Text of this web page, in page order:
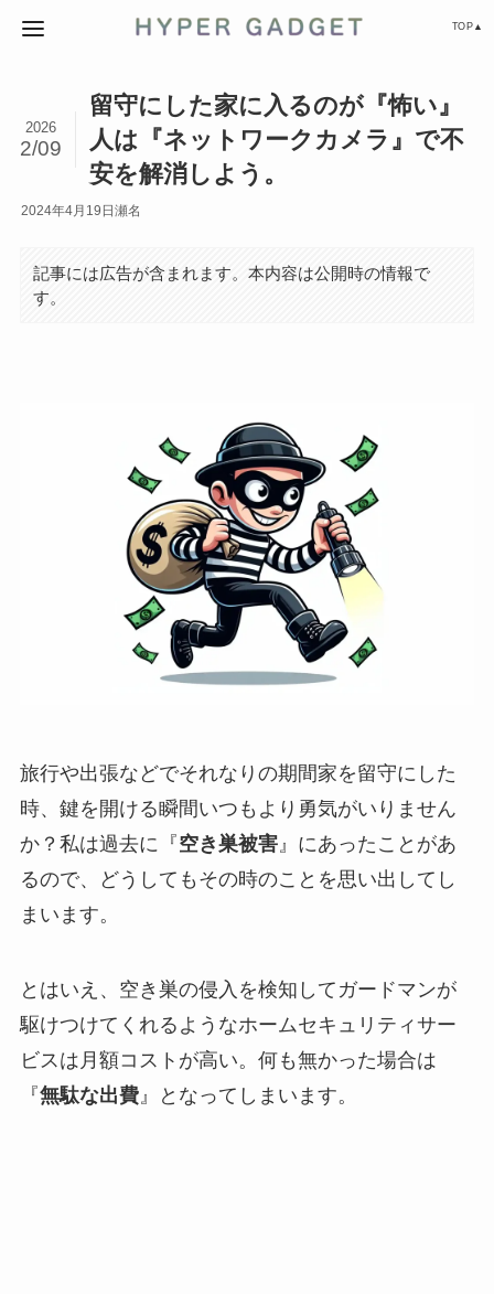
TOP▲
留守にした家に入るのが『怖い』
人は『ネットワークカメラ』で不
安を解消しよう。
2026
2/09
2024年4月19日 瀬名
記事には広告が含まれます。本内容は公開時の情報で
す。
旅行や出張などでそれなりの期間家を留守にした
時、鍵を開ける瞬間いつもより勇気がいりません
か？私は過去に『空き巣被害』にあったことがあ
るので、どうしてもその時のことを思い出してし
まいます。
とはいえ、空き巣の侵入を検知してガードマンが
駆けつけてくれるようなホームセキュリティサー
ビスは月額コストが高い。何も無かった場合は
『無駄な出費』となってしまいます。